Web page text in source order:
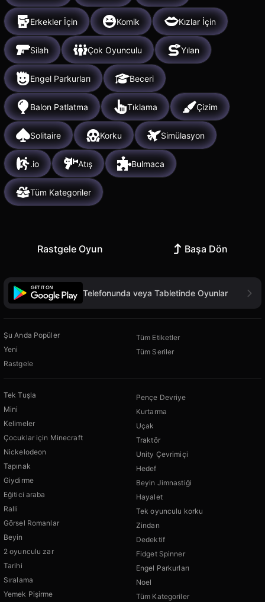
Erkekler İçin Komik Kızlar İçin
Silah Çok Oyunculu Yılan
Engel Parkurları Beceri
Balon Patlatma Tıklama Çizim
Solitaire Korku Simülasyon
.io Atış Bulmaca
Tüm Kategoriler
Rastgele Oyun Başa Dön
Telefonunda veya Tabletinde Oyunlar
Şu Anda Popüler
Yeni
Rastgele
Tüm Etiketler
Tüm Seriler
Tek Tuşla
Mini
Kelimeler
Çocuklar için Minecraft
Nickelodeon
Tapınak
Giydirme
Eğitici araba
Ralli
Görsel Romanlar
Beyin
2 oyunculu zar
Tarihi
Sıralama
Yemek Pişirme
Pençe Devriye
Kurtarma
Uçak
Traktör
Unity Çevrimiçi
Hedef
Beyin Jimnastiği
Hayalet
Tek oyunculu korku
Zindan
Dedektif
Fidget Spinner
Engel Parkurları
Noel
Tüm Kategoriler